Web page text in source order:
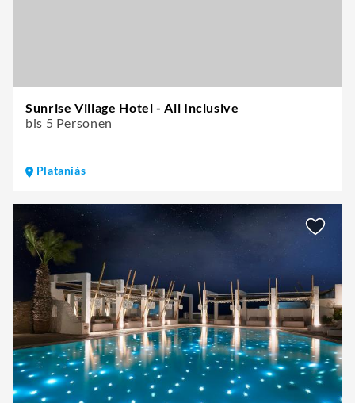
Sunrise Village Hotel - All Inclusive
bis 5 Personen
Plataniás